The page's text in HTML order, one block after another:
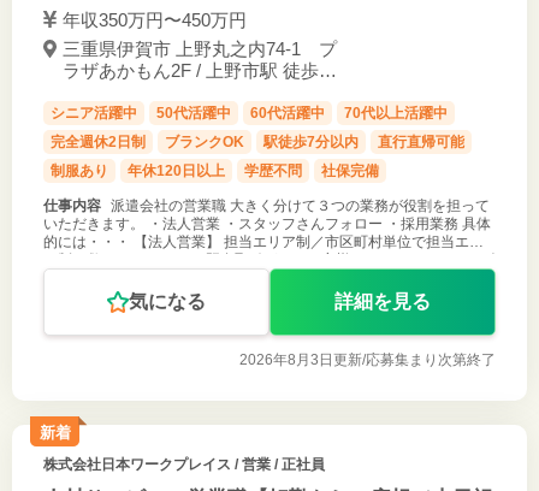
年収350万円〜450万円
三重県伊賀市 上野丸之内74-1 プ
ラザあかもん2F / 上野市駅 徒歩3
シニア活躍中 50代活躍中 60代活躍中
70代以上活躍中
完全週休2日制
ブランクOK 駅徒歩7分以内
直行直帰可能
制服あり
年休120日以上 学歴不問 社保完備
仕事内容 派遣会社の営業職 大きく分けて３つの業務が役割を担って
いただきます。 ・法人営業 ・スタッフさんフォロー ・採用業務 具体
的には・・・ 【法人営業】 担当エリア制／市区町村単位で担当エリ
気になる 詳細を見る
2026年8月3日更新/応募集まり次第終了
新着
株式会社日本ワークプレイス / 営業 / 正社員